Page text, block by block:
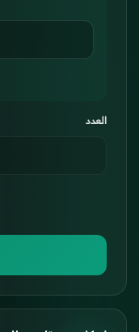
العدد